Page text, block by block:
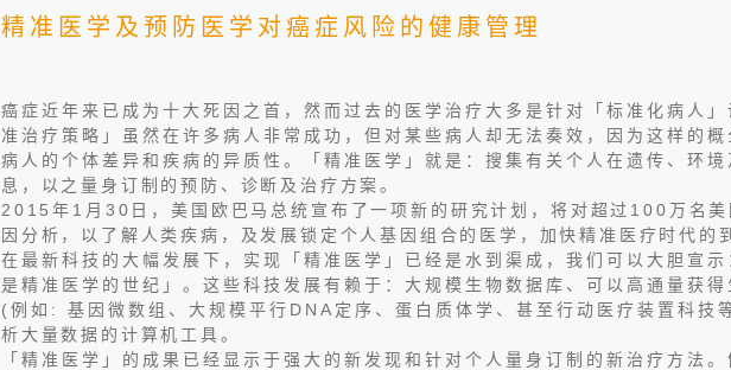
精准医学及预防医学对癌症风险的健康管理
癌症近年来已成为十大死因之首，然而过去的医学治疗大多是针对「标准化病人」
准治疗策略」虽然在许多病人非常成功，但对某些病人却无法奏效，因为这样的概
病人的个体差异和疾病的异质性。「精准医学」就是：搜集有关个人在遗传、环境
息，以之量身订制的预防、诊断及治疗方案。
2015年 1 月 30 日，美国欧巴马总统宣布了一项新的研究计划，将对超过 100 万名
因分析，以了解人类疾病，及发展锁定个人基因组合的医学，加快精准医疗时代的
在最新科技的大幅发展下，实现「精准医学」已经是水到渠成，我们可以大胆宣示
是精准医学的世纪」。这些科技发展有赖于：大规模生物数据库、可以高通量获得
(例如 : 基因微数组、大规模平行 DNA 定序、蛋白质体学、甚至行动医疗装置科技
析大量数据的计算机工具。
「精准医学」的成果已经显示于强大的新发现和针对个人量身订制的新治疗方法。